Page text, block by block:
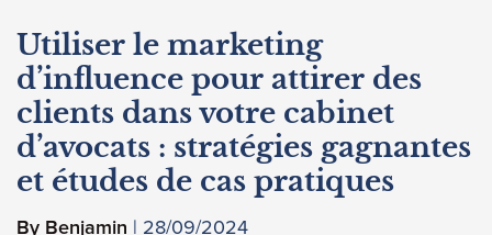
Utiliser le marketing
d’influence pour attirer des
clients dans votre cabinet
d’avocats : stratégies gagnantes
et études de cas pratiques
Benjamin 28/09/2024